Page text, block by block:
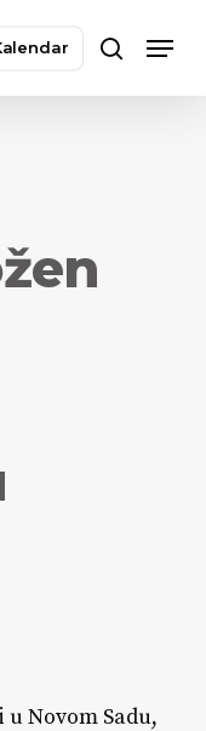
search
Novom Sadu,